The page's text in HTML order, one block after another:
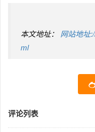
本文地址：
网站地址
ml
评论列表